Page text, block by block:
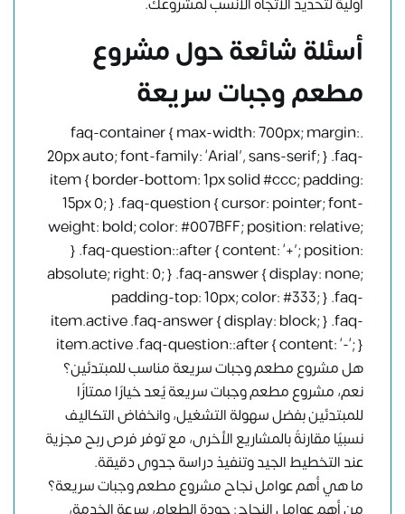
أسئلة شائعة حول مشروع
مطعم وجبات سريعة
.faq-container { max-width: 700px; margin:
20px auto; font-family: ‘Arial’, sans-serif; } .faq-
item { border-bottom: 1px solid #ccc; padding:
15px 0; } .faq-question { cursor: pointer; font-
weight: bold; color: #007BFF; position: relative;
} .faq-question::after { content: ‘+’; position:
absolute; right: 0; } .faq-answer { display: none;
padding-top: 10px; color: #333; } .faq-
item.active .faq-answer { display: block; } .faq-
item.active .faq-question::after { content: ‘-‘; }
هل مشروع مطعم وجبات سريعة مناسب للمبتدئين؟
نعم، مشروع مطعم وجبات سريعة يُعد خيارًا ممتازًا
للمبتدئين بفضل سهولة التشغيل، وانخفاض التكاليف
نسبيًا مقارنةً بالمشاريع الأخرى، مع توفر فرص ربح مجزية
عند التخطيط الجيد وتنفيذ دراسة جدوى دقيقة.
ما هي أهم عوامل نجاح مشروع مطعم وجبات سريعة؟
من أهم عوامل النجاح: جودة الطعام، سرعة الخدمة،